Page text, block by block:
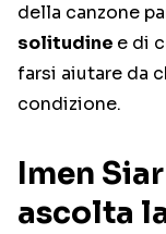
della canzone
solitudine e di
farsi aiutare da
condizione.
Imen
ascolta